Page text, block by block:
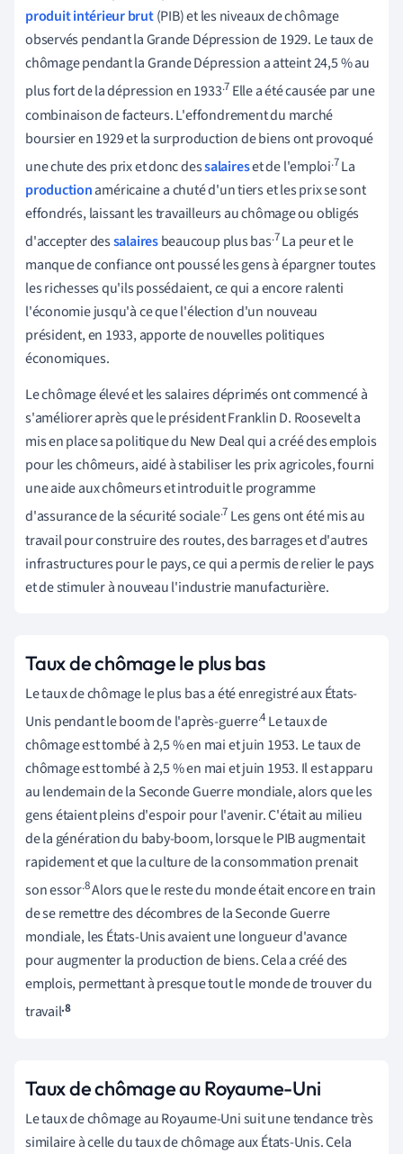
produit intérieur brut(PIB) et les niveaux de chômage
observés pendant la Grande Dépression de 1929. Le taux de
chômage pendant la Grande Dépression a atteint 24,5 % au
plus fort de la dépression en 1933.7 Elle a été causée par une
combinaison de facteurs. L'effondrement du marché
boursier en 1929 et la surproduction de biens ont provoqué
une chute des prix et donc dessalaireset de l'emploi.7La
productionaméricaine a chuté d'un tiers et les prix se sont
effondrés, laissant les travailleurs au chômage ou obligés
d'accepter dessalairesbeaucoup plus bas.7La peur et le
manque de confiance ont poussé les gens à épargner toutes
les richesses qu'ils possédaient, ce qui a encore ralenti
l'économie jusqu'à ce que l'élection d'un nouveau
président, en 1933, apporte de nouvelles politiques
économiques.
Le chômage élevé et les salaires déprimés ont commencé à
s'améliorer après que le président Franklin D. Roosevelt a
mis en place sa politique du New Deal qui a créé des emplois
pour les chômeurs, aidé à stabiliser les prix agricoles, fourni
une aide aux chômeurs et introduit le programme
d'assurance de la sécurité sociale.7 Les gens ont été mis au
travail pour construire des routes, des barrages et d'autres
infrastructures pour le pays, ce qui a permis de relier le pays
et de stimuler à nouveau l'industrie manufacturière.
Taux de chômage le plus bas
Le taux de chômage le plus bas a été enregistré aux États-
Unis pendant le boom de l'après-guerre.4 Le taux de
chômage est tombé à 2,5 % en mai et juin 1953. Le taux de
chômage est tombé à 2,5 % en mai et juin 1953. Il est apparu
au lendemain de la Seconde Guerre mondiale, alors que les
gens étaient pleins d'espoir pour l'avenir. C'était au milieu
de la génération du baby-boom, lorsque le PIB augmentait
rapidement et que la culture de la consommation prenait
son essor.8Alors que le reste du monde était encore en train
de se remettre des décombres de la Seconde Guerre
mondiale, les États-Unis avaient une longueur d'avance
pour augmenter la production de biens. Cela a créé des
emplois, permettant à presque tout le monde de trouver du
travail.8
Taux de chômage au Royaume-Uni
Le taux de chômage au Royaume-Uni suit une tendance très
similaire à celle du taux de chômage aux États-Unis. Cela